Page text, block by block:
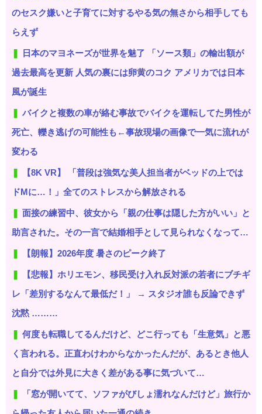
のセスク嫌いと子育てに対するやる気の無さから相手しても
らえず
日本のマヨネーズが世界を魅了 「ソース類」の輸出額が
過去最高を更新 人気の裏には卵黄のコク アメリカでは日本
風が誕生
バイクと複数の車が絡む事故でバイクを運転してた男性が
死亡、轢き逃げの可能性も←事故現場の画像で一気に流れが
変わる
【8K VR】 「普段は強気な美人担当者がベッドの上では
ドMに…！」全てのストレスから解放される
面接の練習中、彼女から「親の仕事は隠した方がいい」と
助言された。その一言で結婚相手として見られなくなって…
【朗報】2026年度 暑さのピーク終了
【悲報】ホリエモン、移民受け入れ反対派の若者にブチギ
レ「差別するなんて最低だ！」 → スタジオ誰も反論できず
沈黙 ………
何度も転職してるんだけど、どこ行っても「生意気」と悪
く言われる。正直わけわからなかったんだが、あるとき他人
と自分では外見に大きく差がある事に気づいて…
「窓が開いてて、ソファがびしょ濡れなんだけど」旅行か